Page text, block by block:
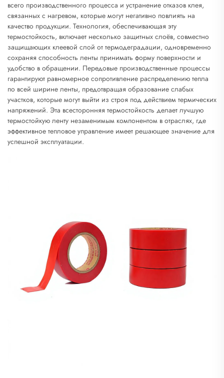
всего производственного процесса и устранение отказов клея,
связанных с нагревом, которые могут негативно повлиять на
качество продукции. Технология, обеспечивающая эту
термостойкость, включает несколько защитных слоёв, совместно
защищающих клеевой слой от термодеградации, одновременно
сохраняя способность ленты принимать форму поверхности и
удобство в обращении. Передовые производственные процессы
гарантируют равномерное сопротивление распределению тепла
по всей ширине ленты, предотвращая образование слабых
участков, которые могут выйти из строя под действием термических
напряжений. Эта всесторонняя термостойкость делает лучшую
термостойкую ленту незаменимым компонентом в отраслях, где
эффективное тепловое управление имеет решающее значение для
успешной эксплуатации.